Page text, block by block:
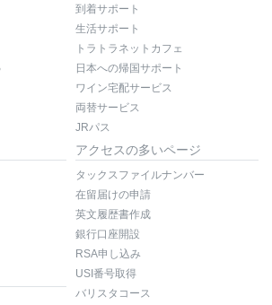
到着サポート
生活サポート
トラトラネットカフェ
日本への帰国サポート
ワイン宅配サービス
両替サービス
JRパス
アクセスの多いページ
タックスファイルナンバー
在留届けの申請
英文履歴書作成
銀行口座開設
RSA申し込み
USI番号取得
バリスタコース